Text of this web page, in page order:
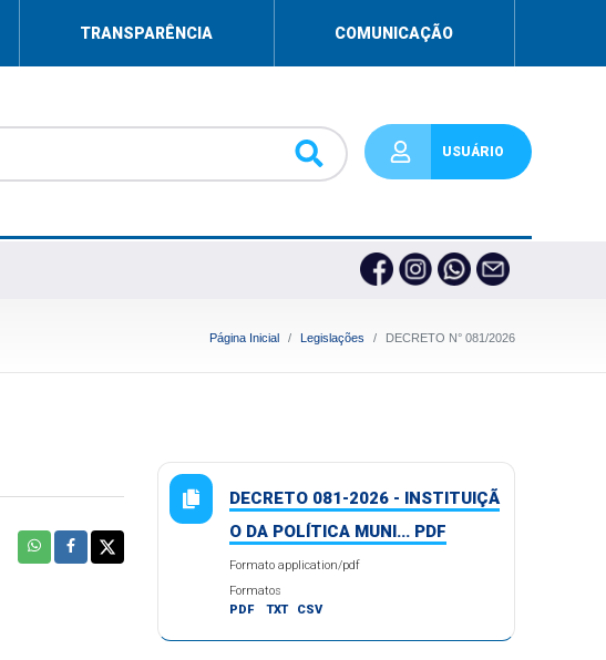
TRANSPARÊNCIA COMUNICAÇÃO
USUÁRIO
Página Inicial Legislações DECRETO N° 081/2026
DECRETO 081-2026 - INSTITUIÇÃ
O DA POLÍTICA MUNI... PDF
Formato application/pdf
Formatos
PDF
TXT CSV